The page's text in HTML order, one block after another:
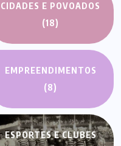
CIDADES E POVOADOS
(18)
EMPREENDIMENTOS
(8)
ESPORTES E CLUBES